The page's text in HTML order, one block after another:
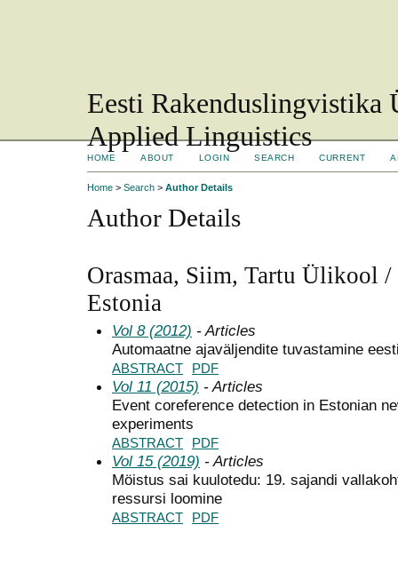
Eesti Rakenduslingvistika
Applied Linguistics
HOME ABOUT LOGIN SEARCH CURRENT
Home > Search > Author Details
Author Details
Orasmaa, Siim, Tartu Ülikool
Estonia
Vol 8 (2012) - Articles
Automaatne ajaväljendite tuvastamine
ABSTRACT PDF
Vol 11 (2015) - Articles
Event coreference detection in Estonian
experiments
ABSTRACT PDF
Vol 15 (2019) - Articles
Möistus sai kuulotedu: 19. sajandi
ressursi loomine
ABSTRACT PDF